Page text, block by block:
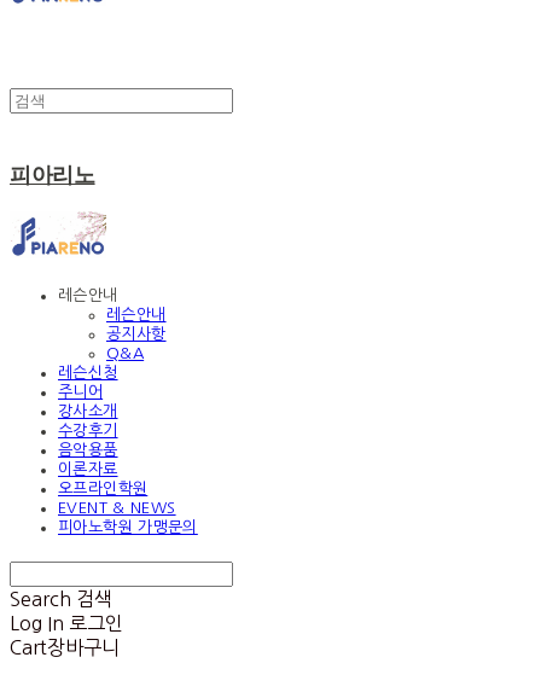
피아리노
레슨안내
레슨안내
공지사항
Q&A
레슨신청
주니어
강사소개
수강후기
음악용품
이론자료
오프라인학원
EVENT & NEWS
피아노학원 가맹문의
Search 검색
Log In 로그인
Cart장바구니